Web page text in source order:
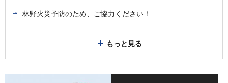
林野火災予防のため、ご協力ください！
もっと見る